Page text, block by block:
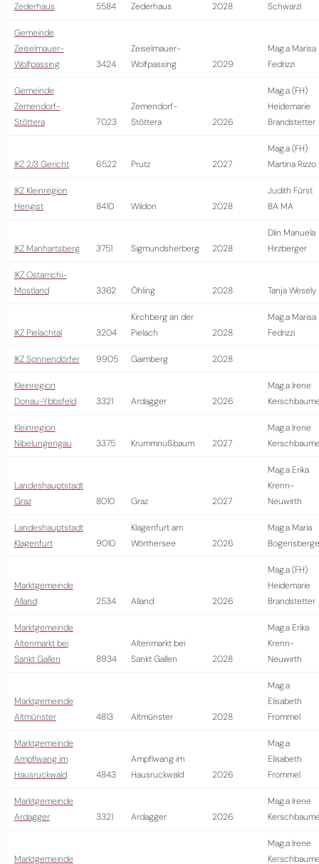
Zederhaus
5584 Zederhaus 2028
Schwarzl
Gemeinde
Zeiselmauer-
Wolfpassing
3424
Zeiselmauer-
Wolfpassing
2029
Mag.a Marisa
Fedrizzi
Gemeinde
Zemendorf-
Stöttera
7023
Zemendorf-
Stöttera
2026
Mag.a (FH)
Heidemarie
Brandstetter
IKZ 2/3 Gericht 6522 Prutz 2027
Mag.a (FH)
Martina Rizzo
IKZ Kleinregion
Hengist
8410 Wildon 2028
Judith Fürst
BA MA
IKZ Manhartsberg 3751 Sigmundsherberg 2028
DIin Manuela
Hirzberger
IKZ Ostarrichi-
Mostland
3362 Öhling 2028 Tanja Wesely
IKZ Pielachtal 3204
Kirchberg an der
Pielach
2028
Mag.a Marisa
Fedrizzi
IKZ Sonnendörfer 9905 Gaimberg 2028
Kleinregion
Donau-Ybbsfeld
3321 Ardagger 2026
Mag.a Irene
Kleinregion
Nibelungengau
3375 Krummnußbaum 2027
Mag.a Irene
Landeshauptstadt
Graz
8010 Graz 2027
Mag.a Erika
Krenn-
Neuwirth
Landeshauptstadt
Klagenfurt
9010
Klagenfurt am
Wörthersee
2026
Mag.a Maria
Marktgemeinde
Alland
2534 Alland 2026
Mag.a (FH)
Heidemarie
Brandstetter
Marktgemeinde
Altenmarkt bei
Sankt Gallen
8934
Altenmarkt bei
Sankt Gallen
2028
Mag.a Erika
Krenn-
Neuwirth
Marktgemeinde
Altmünster
4813 Altmünster 2028
Mag.a
Elisabeth
Frommel
Marktgemeinde
Ampflwang im
Hausruckwald
4843
Ampflwang im
Hausruckwald
2026
Mag.a
Elisabeth
Frommel
Marktgemeinde
Ardagger
3321 Ardagger 2026
Mag.a Irene
Marktgemeinde
Mag.a Irene